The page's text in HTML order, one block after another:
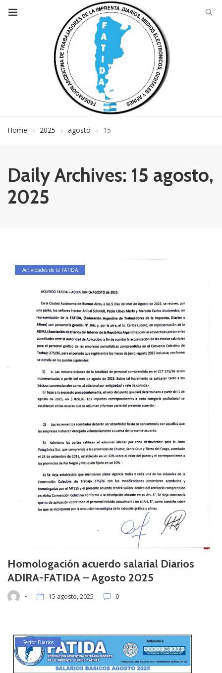
Home 2025 agosto 15
Daily Archives: 15 agosto,
2025
Actividades de la FATIDA
Homologación acuerdo salarial Diarios
ADIRA-FATIDA – Agosto 2025
- 15 agosto, 2025 0
Sector Diarios